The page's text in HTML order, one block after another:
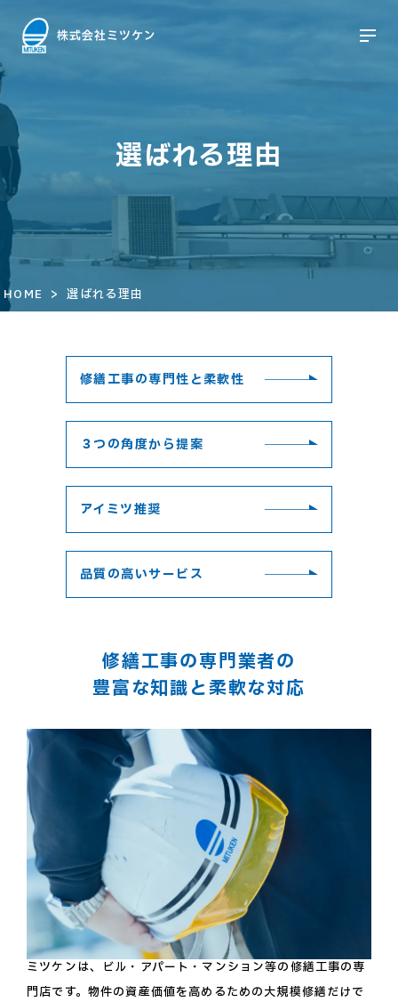
選ばれる理由
HOME > 選ばれる理由
修繕工事の専門性と柔軟性
３つの角度から提案
アイミツ推奨
品質の高いサービス
修繕工事の専門業者の
豊富な知識と柔軟な対応
ミツケンは、ビル・アパート・マンション等の修繕工事の専
門店です。物件の資産価値を高めるための大規模修繕だけで